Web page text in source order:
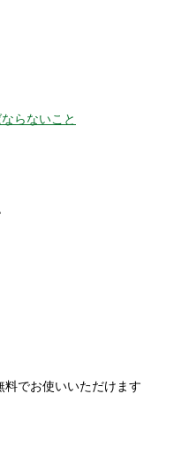
らないこと
でお使いいただけます